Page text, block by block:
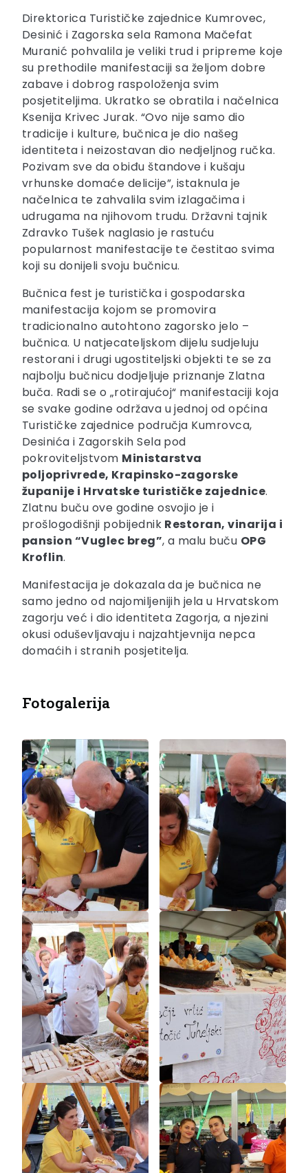
Direktorica Turističke zajednice Kumrovec,
Desinić i Zagorska sela Ramona Mačefat
Muranić pohvalila je veliki trud i pripreme koje
su prethodile manifestaciji sa željom dobre
zabave i dobrog raspoloženja svim
posjetiteljima. Ukratko se obratila i načelnica
Ksenija Krivec Jurak. “Ovo nije samo dio
tradicije i kulture, bučnica je dio našeg
identiteta i neizostavan dio nedjeljnog ručka.
Pozivam sve da obiđu štandove i kušaju
vrhunske domaće delicije”, istaknula je
načelnica te zahvalila svim izlagačima i
udrugama na njihovom trudu. Državni tajnik
Zdravko Tušek naglasio je rastuću
popularnost manifestacije te čestitao svima
koji su donijeli svoju bučnicu.
Bučnica fest je turistička i gospodarska
manifestacija kojom se promovira
tradicionalno autohtono zagorsko jelo –
bučnica. U natjecateljskom dijelu sudjeluju
restorani i drugi ugostiteljski objekti te se za
najbolju bučnicu dodjeljuje priznanje Zlatna
buča. Radi se o „rotirajućoj“ manifestaciji koja
se svake godine održava u jednoj od općina
Turističke zajednice područja Kumrovca,
Desinića i Zagorskih Sela pod
pokroviteljstvom Ministarstva
poljoprivrede, Krapinsko-zagorske
županije i Hrvatske turističke zajednice.
Zlatnu buču ove godine osvojio je i
prošlogodišnji pobijednik Restoran, vinarija i
pansion “Vuglec breg”, a malu buču OPG
Kroflin.
Manifestacija je dokazala da je bučnica ne
samo jedno od najomiljenijih jela u Hrvatskom
zagorju već i dio identiteta Zagorja, a njezini
okusi oduševljavaju i najzahtjevnija nepca
domaćih i stranih posjetitelja.
Fotogalerija